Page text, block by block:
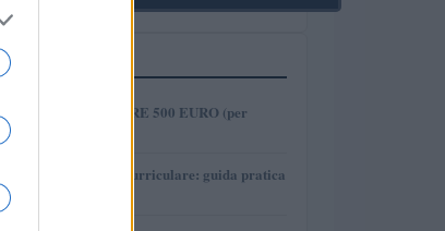
PIÙ LETTI
1
COME INVESTIRE 500 EURO (per
2
Tirocinio extra-curriculare: guida pratica